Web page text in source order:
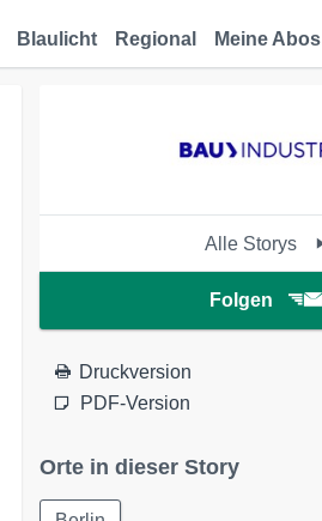
Blaulicht Regional Meine Abos
Alle Storys
Folgen
Druckversion
PDF-Version
Orte in dieser Story